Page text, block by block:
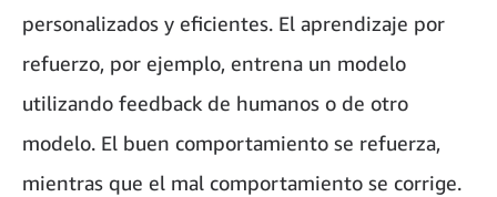
personalizados y eficientes. El aprendizaje por
refuerzo, por ejemplo, entrena un modelo
utilizando feedback de humanos o de otro
modelo. El buen comportamiento se refuerza,
mientras que el mal comportamiento se corrige.